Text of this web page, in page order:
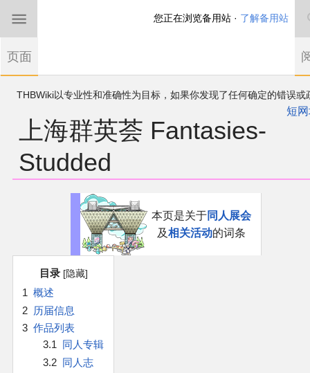
THBWiki以专业性和准确性为目标，如果你发现了任何确定的错误或
如果您是第一次来到这里，请点击右上角注册一
帐户
有任何意见、建议、求助、反馈都可以在讨论板
短
上海群英荟 Fantasies-
Studded
航
索
本页是关于同人展会
及相关活动的词条
目录
1 概述
2 历届信息
3 作品列表
3.1 同人专辑
3.2 同人志
您正在浏览备用站 · 了解备用站
页面
首页
东方Project
东方同人规约
近期新闻
沙盒（建议使用）
加入我们
官方作品
官方游戏